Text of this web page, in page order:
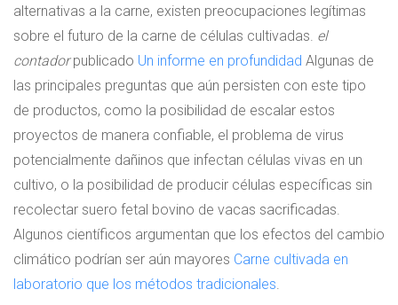
alternativas a la carne, existen preocupaciones legítimas
sobre el futuro de la carne de células cultivadas. el
contadorpublicado Un informe en profundidad Algunas de
las principales preguntas que aún persisten con este tipo
de productos, como la posibilidad de escalar estos
proyectos de manera confiable, el problema de virus
potencialmente dañinos que infectan células vivas en un
cultivo, o la posibilidad de producir células específicas sin
recolectar suero fetal bovino de vacas sacrificadas.
Algunos científicos argumentan que los efectos del cambio
climático podrían ser aún mayores Carne cultivada en
laboratorio que los métodos tradicionales.